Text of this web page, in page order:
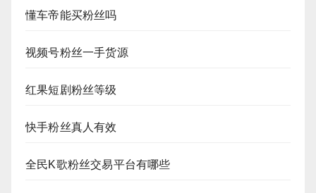
懂车帝能买粉丝吗
视频号粉丝一手货源
红果短剧粉丝等级
快手粉丝真人有效
全民K歌粉丝交易平台有哪些